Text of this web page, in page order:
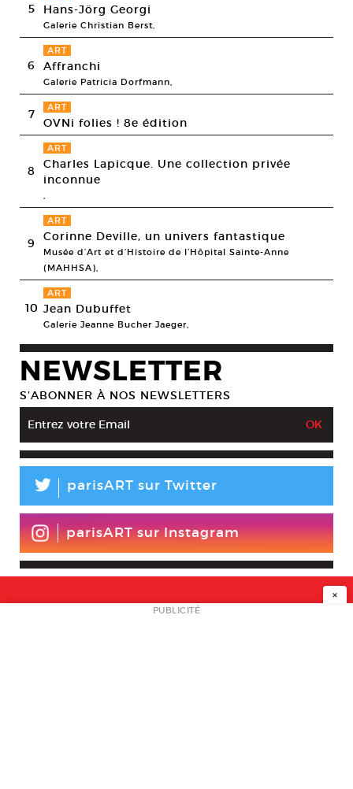
5 Hans-Jörg Georgi
Galerie Christian Berst,
6
ART
Affranchi
Galerie Patricia Dorfmann,
7 ART
OVNi folies ! 8e édition
8
ART
Charles Lapicque. Une collection privée
inconnue
9
ART
Corinne Deville, un univers fantastique
Musée d’Art et d’Histoire de l’Hôpital Sainte-Anne
(MAHHSA),
10
ART
Jean Dubuffet
Galerie Jeanne Bucher Jaeger,
NEWSLETTER
S’ABONNER À NOS NEWSLETTERS
L parisART sur Twitter
parisART sur Instagram
NEWSLETTER
×
PUBLICITÉ